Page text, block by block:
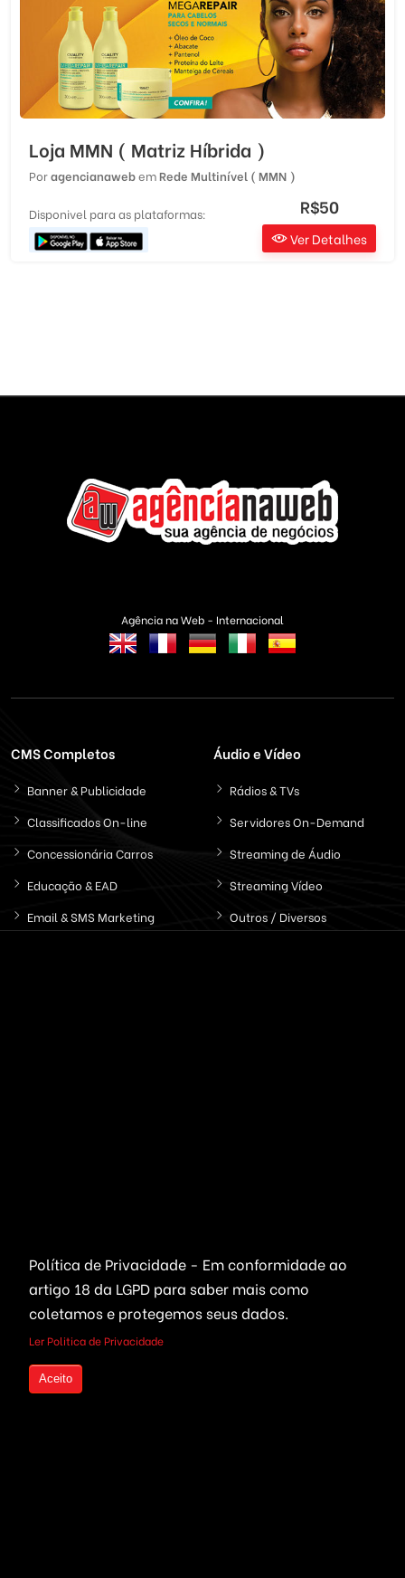
Loja MMN ( Matriz Híbrida )
PoragencianawebemRede Multinível ( MMN )
Disponivel para as plataformas: R$50
Ver Detalhes
Agência na Web - Internacional
CMS Completos
Banner & Publicidade
Classificados On-line
Concessionária Carros
Educação & EAD
Email & SMS Marketing
Áudio e Vídeo
Rádios & TVs
Servidores On-Demand
Streaming de Áudio
Streaming Vídeo
Outros / Diversos
Criptomoedas
Bolsa de Valores
Live Trading
Investimentos em
Criptomoedas
Links Rápidos
Quem Somos
Política de Privacidade - Em conformidade ao
artigo 18 da LGPD para saber mais como
coletamos e protegemos seus dados.
Ler Politica de Privacidade
Aceito